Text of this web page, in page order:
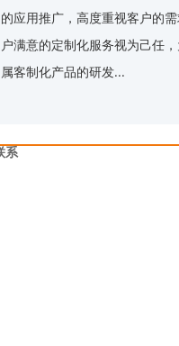
的应用推广，高度重视客户的
户满意的定制化服务视为己任
属客制化产品的研发...
系